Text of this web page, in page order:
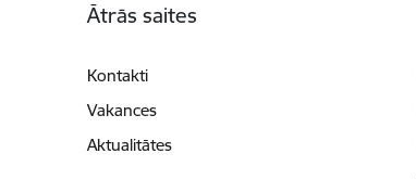
Ātrās saites
Kontakti
Vakances
Aktualitātes